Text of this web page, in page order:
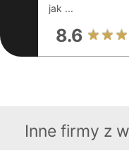
jak ...
8.6
Inne firmy z